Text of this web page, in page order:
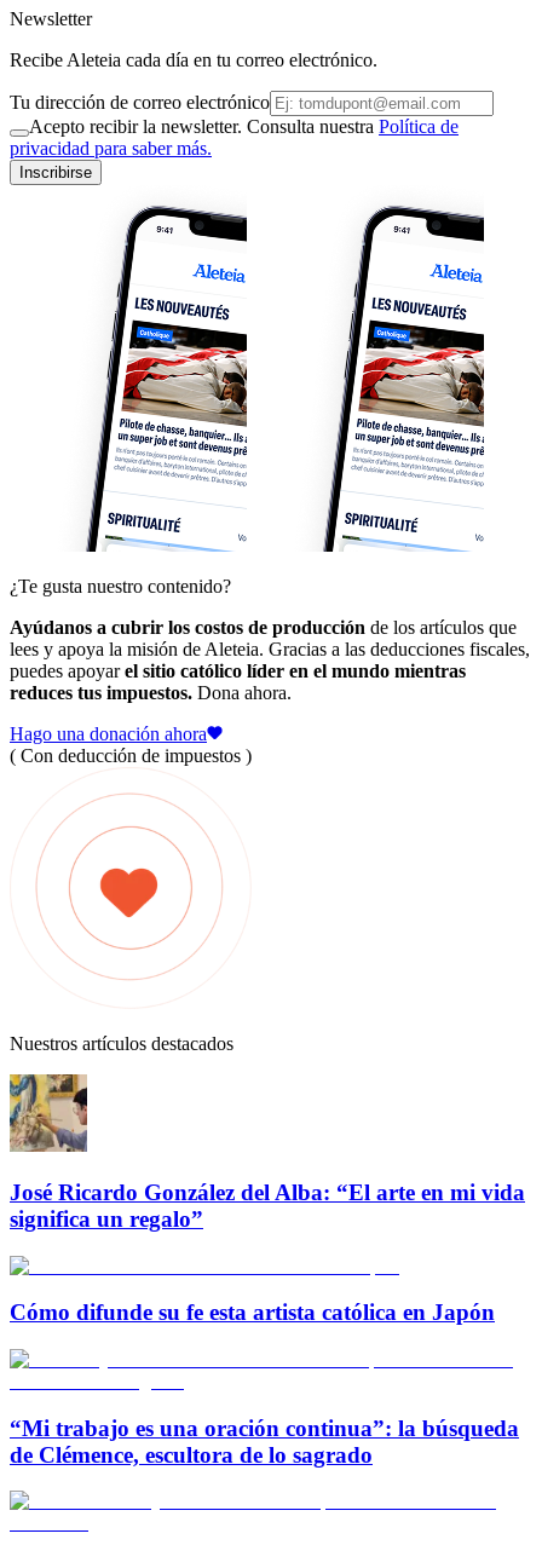
Newsletter
Recibe Aleteia cada día en tu correo electrónico.
Tu dirección de correo electrónico
Acepto recibir la newsletter. Consulta nuestra Política de
privacidad para saber más.
Inscribirse
¿Te gusta nuestro contenido?
Ayúdanos a cubrir los costos de producción de los artículos que
lees y apoya la misión de Aleteia. Gracias a las deducciones fiscales,
puedes apoyarel sitio católico líder en el mundo mientras
reduces tus impuestos. Dona ahora.
Hago una donación ahora
( Con deducción de impuestos )
Nuestros artículos destacados
José Ricardo González del Alba: “El arte en mi vida
significa un regalo”
Cómo difunde su fe esta artista católica en Japón
“Mi trabajo es una oración continua”: la búsqueda
de Clémence, escultora de lo sagrado